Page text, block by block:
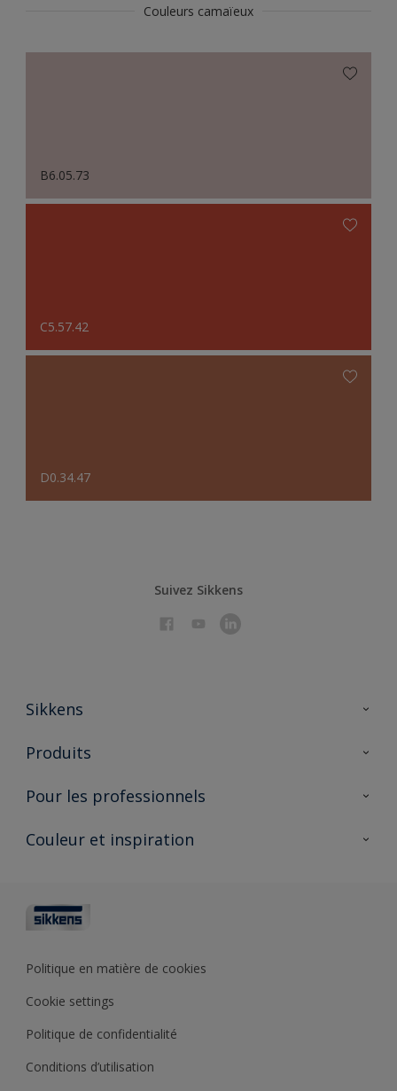
Couleurs camaïeux
B6.05.73
C5.57.42
D0.34.47
Suivez Sikkens
Sikkens
À propos de Sikkens
Durabilité
Produits
Produits pour l’intérieur
Trouver un point de vente
Pour les professionnels
Partenaires Sikkens 🔗
Architectes
Couleur et inspiration
Testeurs de couleur
Collections de couleurs
Base de connaissances
Politique en matière de cookies
Cookie settings
Politique de confidentialité
Conditions d’utilisation